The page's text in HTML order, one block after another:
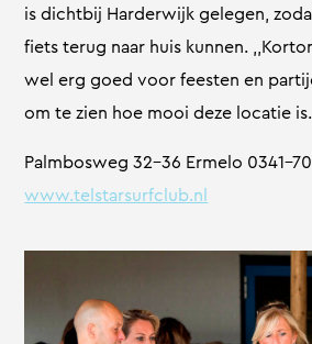
is dichtbij Harderwijk gelegen,
fiets terug naar huis kunnen.
wel erg goed voor feesten en
om te zien hoe mooi deze locatie
Palmbosweg 32-36 Ermelo 0341-
www.telstarsurfclub.nl